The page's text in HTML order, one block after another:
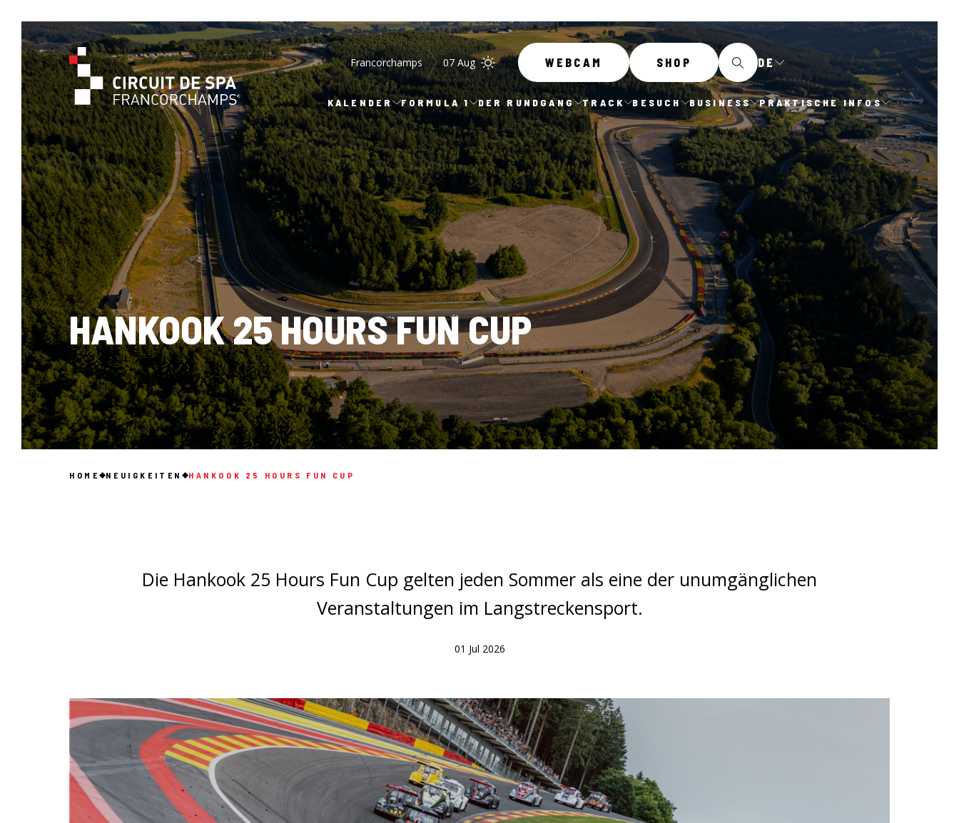
Francorchamps 07 Aug WEBCAM SHOP DE
KALENDER FORMULA 1 DER RUNDGANG TRACK BESUCH BUSINESS PRAKTISCHE INFOS
HANKOOK 25 HOURS FUN CUP
HOME NEUIGKEITEN HANKOOK 25 HOURS FUN CUP
Die Hankook 25 Hours Fun Cup gelten jeden Sommer als eine der unumgänglichen
Veranstaltungen im Langstreckensport.
01 Jul 2026